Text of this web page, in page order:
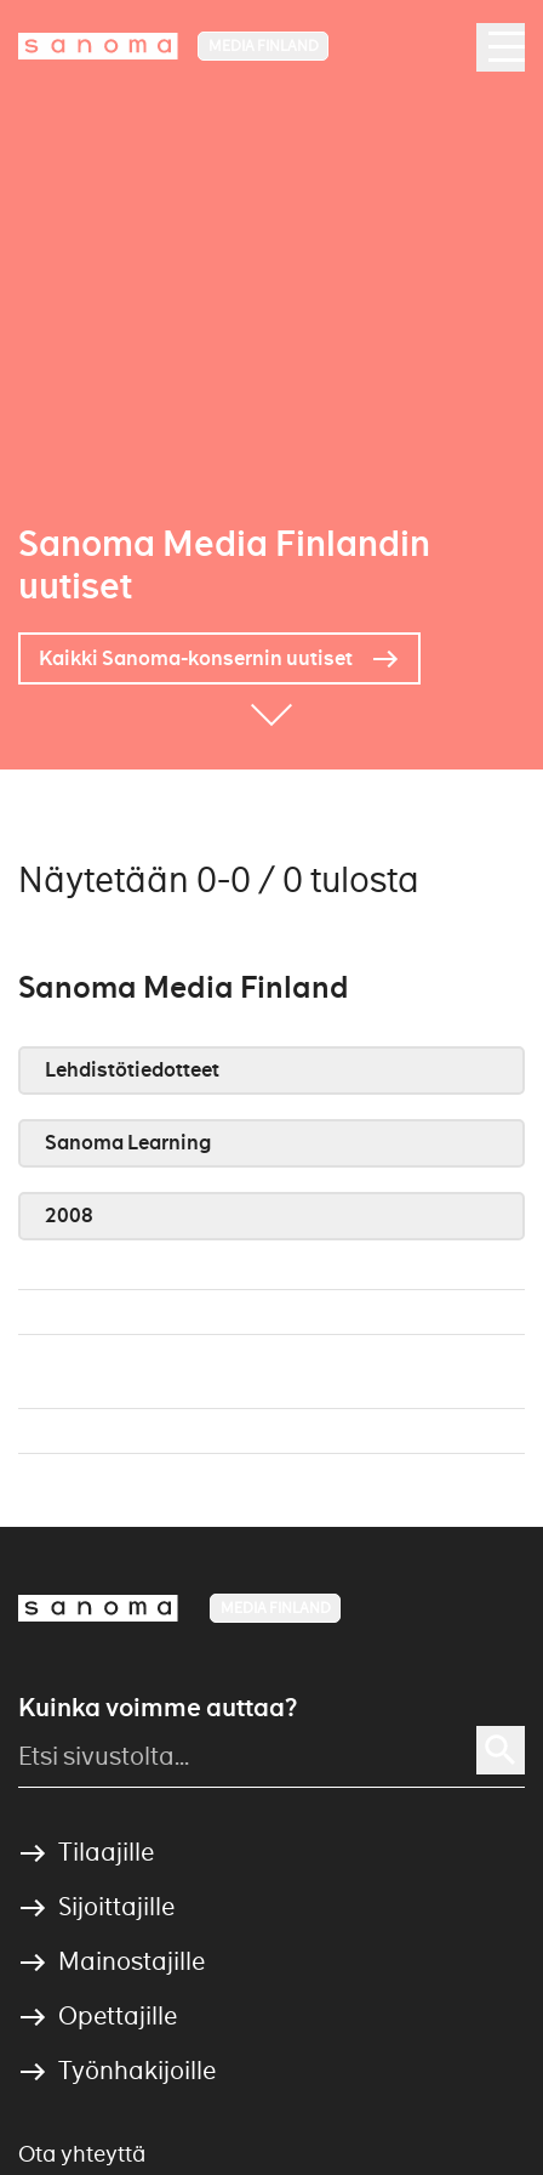
Sanoma Media Finlandin
uutiset
Kaikki Sanoma-konsernin uutiset
Näytetään 0-0 / 0 tulosta
Sanoma Media Finland
Lehdistötiedotteet
Sanoma Learning
2008
Kuinka voimme auttaa?
Tilaajille
Sijoittajille
Mainostajille
Opettajille
Työnhakijoille
Ota yhteyttä